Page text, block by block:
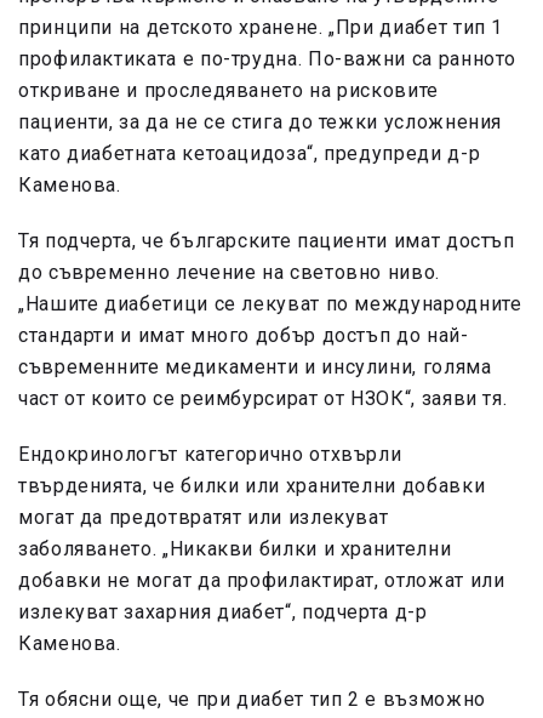
принципи на детското хранене. „При диабет тип 1
профилактиката е по-трудна. По-важни са ранното
откриване и проследяването на рисковите
пациенти, за да не се стига до тежки усложнения
като диабетната кетоацидоза“, предупреди д-р
Каменова.
Тя подчерта, че българските пациенти имат достъп
до съвременно лечение на световно ниво.
„Нашите диабетици се лекуват по международните
стандарти и имат много добър достъп до най-
съвременните медикаменти и инсулини, голяма
част от които се реимбурсират от НЗОК“, заяви тя.
Ендокринологът категорично отхвърли
твърденията, че билки или хранителни добавки
могат да предотвратят или излекуват
заболяването. „Никакви билки и хранителни
добавки не могат да профилактират, отложат или
излекуват захарния диабет“, подчерта д-р
Каменова.
Тя обясни още, че при диабет тип 2 е възможно